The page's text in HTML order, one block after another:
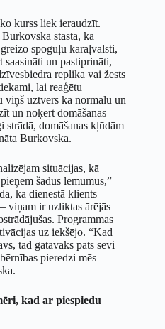
kurss liek ieraudzīt.
stāsta, ka
spoguļu karaļvalsti,
un pastiprināti,
replika vai žests
lai reaģētu
viņš uztvers kā normālu un
un noķert domāšanas
domāšanas kļūdām
Burkovska.
situācijas, kā
šādus lēmumus,”
ka dienestā klients
viņam ir uzliktas ārējās
Programmas
uz iekšējo. “Kad
tad gatavāks pats sevi
pieredzi mēs
kad ar piespiedu